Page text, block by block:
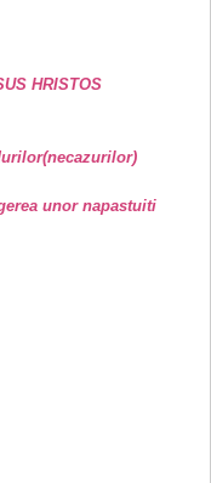
HRISTOS
unor napastuiti